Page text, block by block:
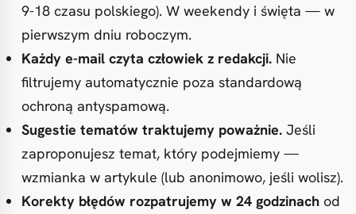
9-18 czasu polskiego). W weekendy i święta — w
pierwszym dniu roboczym.
Każdy e-mail czyta człowiek z redakcji. Nie
filtrujemy automatycznie poza standardową
ochroną antyspamową.
Sugestie tematów traktujemy poważnie. Jeśli
zaproponujesz temat, który podejmiemy —
wzmianka w artykule (lub anonimowo, jeśli wolisz).
Korekty błędów rozpatrujemy w 24 godzinach od